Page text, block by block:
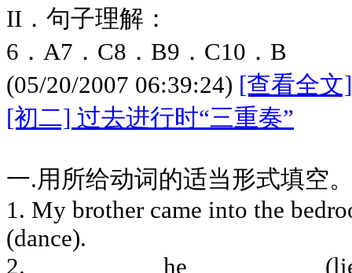
II．句子理解：
6．A7．C8．B9．C10．B
(05/20/2007 06:39:24) [查看全文]
[初二] 过去进行时“三重奏”
一.用所给动词的适当形式填空
1. My brother came into the
(dance).
2. __________ he __________